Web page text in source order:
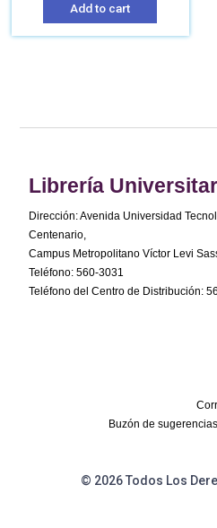
Add to cart
Librería
Dirección: Avenida Universidad
Centenario,
Campus Metropolitano Víctor Levi
Teléfono: 560-3031
Teléfono del Centro de Distribución:
Buzón de
© 2026 Todos Los